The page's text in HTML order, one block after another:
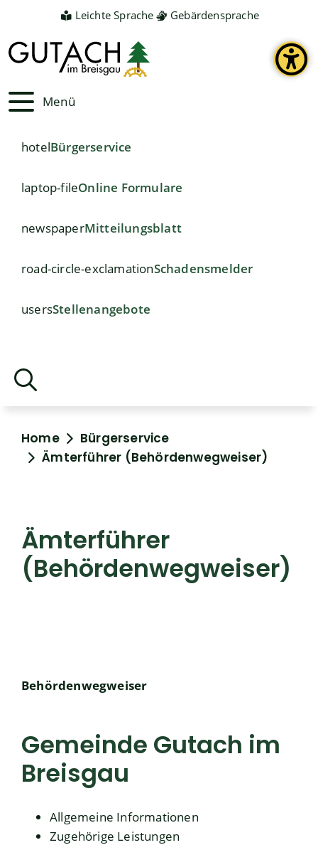
Leichte Sprache Gebärdensprache
Menü
hotelBürgerservice
laptop-fileOnline Formulare
newspaperMitteilungsblatt
road-circle-exclamationSchadensmelder
usersStellenangebote
Home
Bürgerservice
Ämterführer (Behördenwegweiser)
Ämterführer
(Behördenwegweiser)
Behördenwegweiser
Gemeinde Gutach im
Breisgau
Allgemeine Informationen
Zugehörige Leistungen